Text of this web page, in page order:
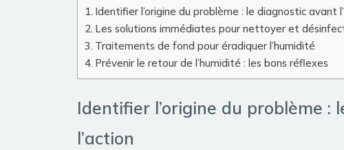
Identifier l’origine du problème : le diagnostic avant
Les solutions immédiates pour nettoyer et
Traitements de fond pour éradiquer l’humidité
Prévenir le retour de l’humidité : les bons réflexes
Identifier l’origine du problème :
l’action